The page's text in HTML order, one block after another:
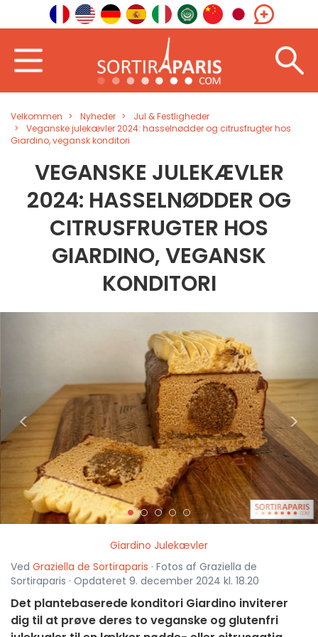
Velkommen Nyheder
Jul & Festligheder
Veganske julekævler 2024: hasselnødder og citrusfrugter hos
Giardino, vegansk konditori
VEGANSKE JULEKÆVLER
2024: HASSELNØDDER OG
CITRUSFRUGTER HOS
GIARDINO, VEGANSK
KONDITORI
< >
Giardino Julekævler
Ved Graziella de Sortiraparis · Fotos af Graziella de
Sortiraparis · Opdateret 9. december 2024 kl. 18.20
Det plantebaserede konditori Giardino inviterer
dig til at prøve deres to veganske og glutenfri